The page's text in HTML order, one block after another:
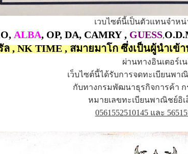
เวบไซต์นี้เป็นตัวแทนจำห
ALBA, OP, DA, CAMRY , GUESS,
ล , NK TIME , สมายมาโก ซึ่งเป็นผู้นำเข้
ผ่านทางอินเตอร์เ
เว็บไซต์นี้ได้รับการจดทะเบียนพา
กับทางกรมพัฒนาธุรกิจการค้า
หมายเลขทะเบียนพาณิชย์อิ
0561552510145 และ